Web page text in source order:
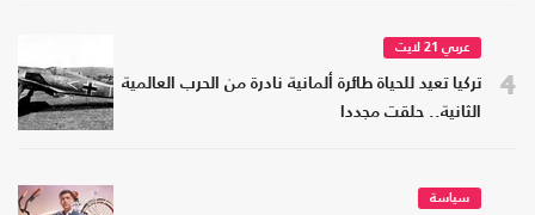
4
عربي 21 لايت
تركيا تعيد للحياة طائرة ألمانية نادرة من الحرب العالمية
الثانية.. حلقت مجددا
سياسة